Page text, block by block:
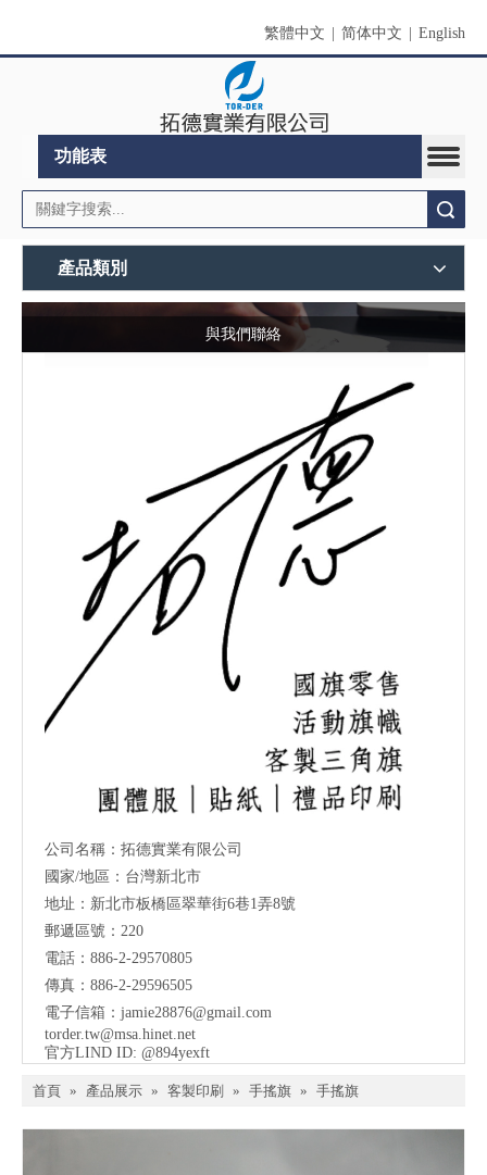
繁體中文 简体中文 English
功能表
產品類別
與我們聯絡
公司名稱：拓德實業有限公司
國家/地區：台灣新北市
地址：新北市板橋區翠華街6巷1弄8號
郵遞區號：220
電話：886-2-29570805
傳真：886-2-29596505
電子信箱： jamie28876@gmail.com
torder.tw@msa.hinet.net
官方LIND ID: @894yexft
首頁 » 產品展示 » 客製印刷 » 手搖旗 » 手搖旗